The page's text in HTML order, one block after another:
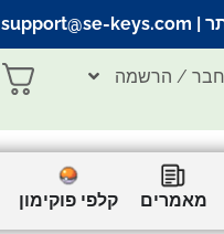
|
support@se-keys.com
/ הרשמה
מאמרים קלפי פוקימון